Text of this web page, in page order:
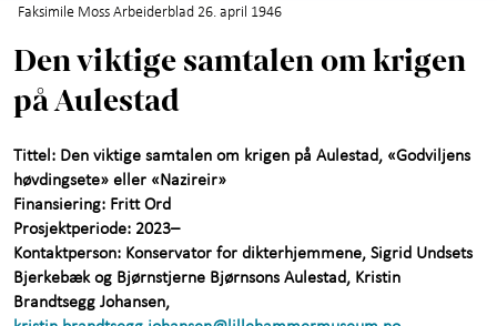
Opplevelser +
Aktiviteter for barn
Om Aulestad
Utforsk samlingene
Selskaper med servering
Faksimile Moss Arbeiderblad 26. april 1946
Den viktige samtalen om krigen
på Aulestad
Tittel: Den viktige samtalen om krigen på Aulestad, «Godviljens
høvdingsete» eller «Nazireir»
Finansiering: Fritt Ord
Prosjektperiode: 2023–
Kontaktperson: Konservator for dikterhjemmene, Sigrid Undsets
Bjerkebæk og Bjørnstjerne Bjørnsons Aulestad, Kristin
Brandtsegg Johansen,